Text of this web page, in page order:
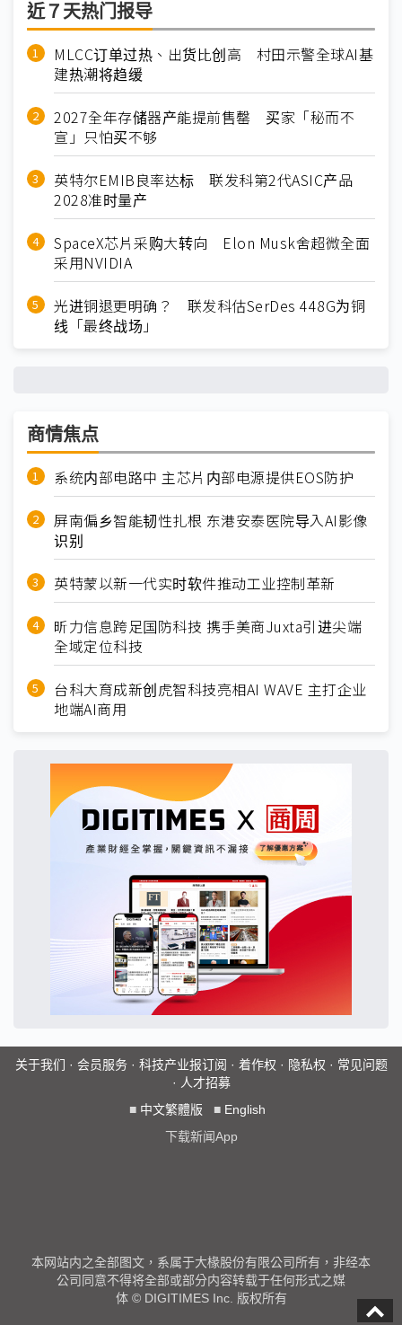
近７天热门报导
MLCC订单过热、出货比创高 村田示警全球AI基
建热潮将趋缓
2027全年存储器产能提前售罄 买家「秘而不
宣」只怕买不够
英特尔EMIB良率达标 联发科第2代ASIC产品
2028准时量产
SpaceX芯片采购大转向 Elon Musk舍超微全面
采用NVIDIA
光进铜退更明确？ 联发科估SerDes 448G为铜
线「最终战场」
商情焦点
系统内部电路中 主芯片内部电源提供EOS防护
屏南偏乡智能韧性扎根 东港安泰医院导入AI影像
识别
英特蒙以新一代实时软件推动工业控制革新
昕力信息跨足国防科技 携手美商Juxta引进尖端
全域定位科技
台科大育成新创虎智科技亮相AI WAVE 主打企业
地端AI商用
关于我们 · 会员服务· 科技产业报订阅 · 着作权 · 隐私权 · 常见问题
· 人才招募
■ 中文繁體版 ■ English
下载新闻App
本网站内之全部图文，系属于大椽股份有限公司所有，非经本
公司同意不得将全部或部分内容转载于任何形式之媒
体 © DIGITIMES Inc. 版权所有